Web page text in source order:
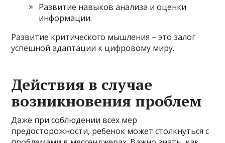
Развитие навыков анализа и оценки
информации.
Развитие критического мышления – это залог
успешной адаптации к цифровому миру.
Действия в случае
возникновения проблем
Даже при соблюдении всех мер
предосторожности, ребенок может столкнуться с